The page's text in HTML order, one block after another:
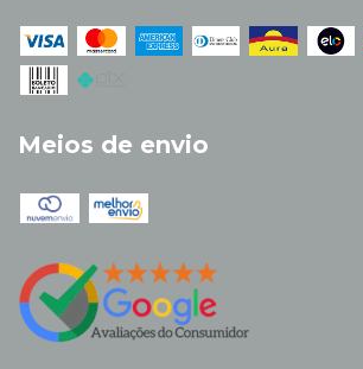
Meios de envio